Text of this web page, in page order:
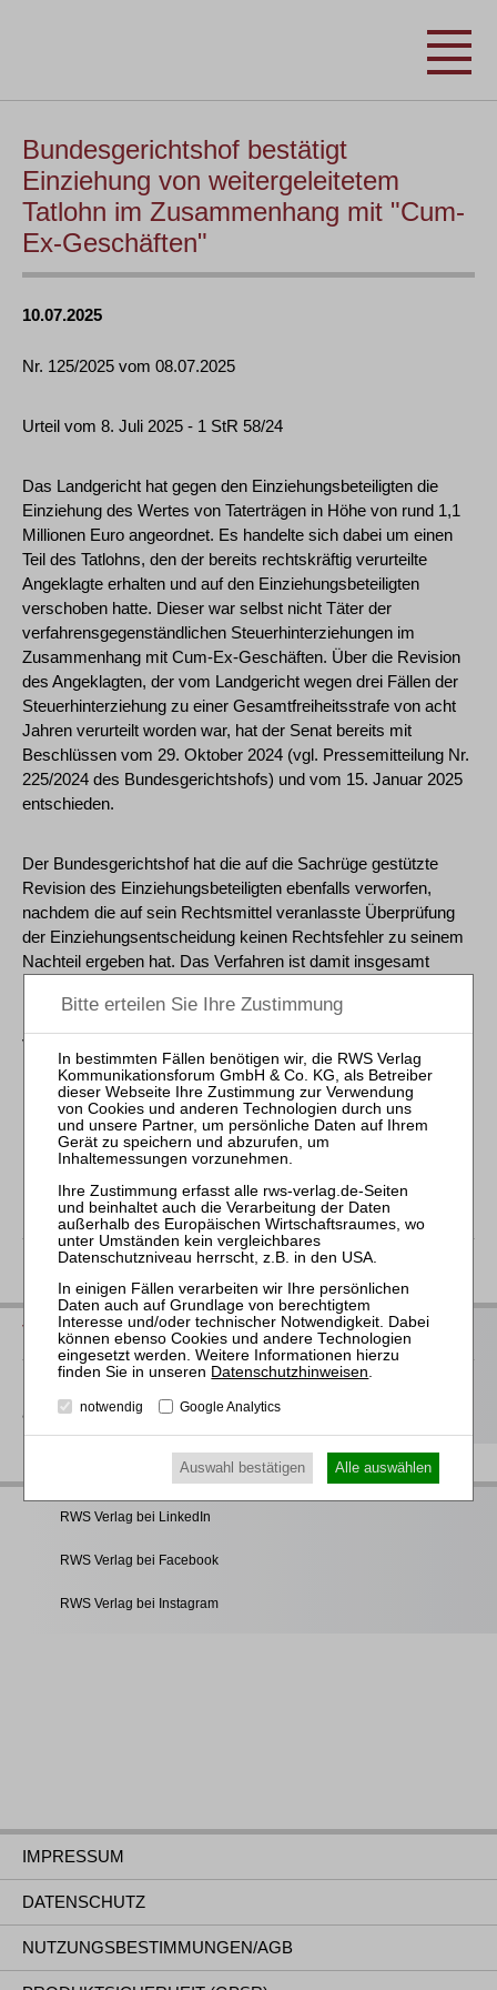
Bundesgerichtshof bestätigt
Einziehung von weitergeleitetem
Tatlohn im Zusammenhang mit "Cum-
Ex-Geschäften"
10.07.2025
Nr. 125/2025 vom 08.07.2025
Urteil vom 8. Juli 2025 - 1 StR 58/24
Das Landgericht hat gegen den Einziehungsbeteiligten die
Einziehung des Wertes von Taterträgen in Höhe von rund 1,1
Millionen Euro angeordnet. Es handelte sich dabei um einen
Teil des Tatlohns, den der bereits rechtskräftig verurteilte
Angeklagte erhalten und auf den Einziehungsbeteiligten
verschoben hatte. Dieser war selbst nicht Täter der
verfahrensgegenständlichen Steuerhinterziehungen im
Zusammenhang mit Cum-Ex-Geschäften. Über die Revision
des Angeklagten, der vom Landgericht wegen drei Fällen der
Steuerhinterziehung zu einer Gesamtfreiheitsstrafe von acht
Jahren verurteilt worden war, hat der Senat bereits mit
Beschlüssen vom 29. Oktober 2024 (vgl. Pressemitteilung Nr.
225/2024 des Bundesgerichtshofs) und vom 15. Januar 2025
entschieden.
Der Bundesgerichtshof hat die auf die Sachrüge gestützte
Revision des Einziehungsbeteiligten ebenfalls verworfen,
nachdem die auf sein Rechtsmittel veranlasste Überprüfung
der Einziehungsentscheidung keinen Rechtsfehler zu seinem
Nachteil ergeben hat. Das Verfahren ist damit insgesamt
Vorinstanz:
Landgericht Wiesbaden - Urteil vom 30. Mai 2023 - 6 KLs -
1111 Js 18753/21
Karlsruhe, den 8. Juli 2025
Vorschau auf die neuen Bücher 2026
als Download
RWS Verlag bei LinkedIn
RWS Verlag bei Facebook
RWS Verlag bei Instagram
IMPRESSUM
DATENSCHUTZ
NUTZUNGSBESTIMMUNGEN/AGB
Datenschutzhinweisen.
notwendig Google Analytics
Auswahl bestätigen Alle auswählen